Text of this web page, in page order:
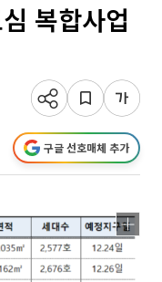
복합사업
구글 선호매체 추가